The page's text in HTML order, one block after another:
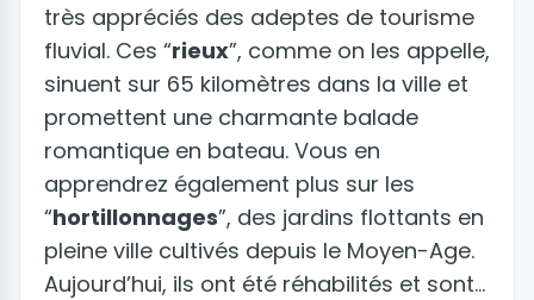
très appréciés des adeptes de tourisme
fluvial. Ces “rieux”, comme on les appelle,
sinuent sur 65 kilomètres dans la ville et
promettent une charmante balade
romantique en bateau. Vous en
apprendrez également plus sur les
“hortillonnages”, des jardins flottants en
pleine ville cultivés depuis le Moyen-Age.
Aujourd’hui, ils ont été réhabilités et sont